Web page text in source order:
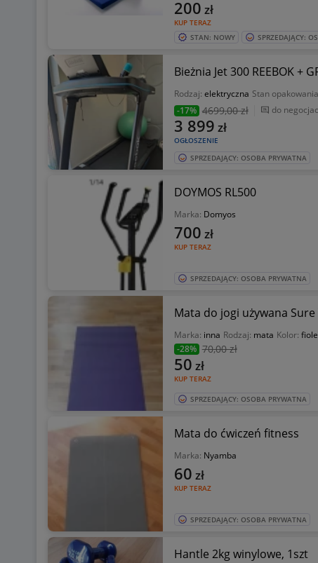
KUP TERAZ
200 zł
STAN: NOWY SPRZEDAJĄCY:
Bieżnia Jet 300 REEBOK +
Rodzaj: elektryczna Stan
-17% 4699,00 zł do
OGŁOSZENIE
3 899 zł
SPRZEDAJĄCY: OSOBA PRYWATNA
DOYMOS RL500
Marka: Domyos
KUP TERAZ
700 zł
SPRZEDAJĄCY: OSOBA PRYWATNA
Mata do jogi używana
Marka: inna Rodzaj: mata Kolor:
-28% 70,00 zł
KUP TERAZ
50 zł
SPRZEDAJĄCY: OSOBA PRYWATNA
Mata do ćwiczeń fitness
Marka: Nyamba
KUP TERAZ
60 zł
SPRZEDAJĄCY: OSOBA PRYWATNA
Hantle 2kg winylowe, 1szt